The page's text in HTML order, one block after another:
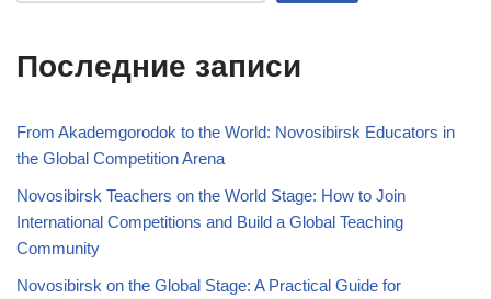
Последние записи
From Akademgorodok to the World: Novosibirsk Educators in
the Global Competition Arena
Novosibirsk Teachers on the World Stage: How to Join
International Competitions and Build a Global Teaching
Community
Novosibirsk on the Global Stage: A Practical Guide for